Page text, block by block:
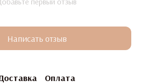
Написать отзыв
Оплата